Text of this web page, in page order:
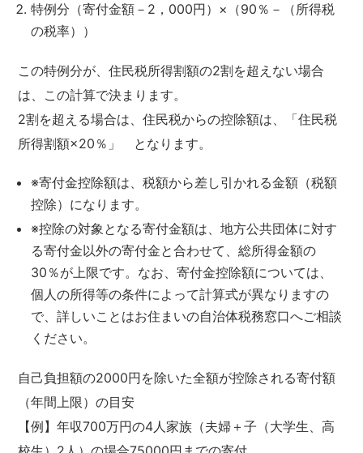
特例分（寄付金額－2，000円）×（90％－（所得税
の税率））
この特例分が、住民税所得割額の2割を超えない場合
は、この計算で決まります。
2割を超える場合は、住民税からの控除額は、「住民税
所得割額×20％」 となります。
※寄付金控除額は、税額から差し引かれる金額（税額
控除）になります。
※控除の対象となる寄付金額は、地方公共団体に対す
る寄付金以外の寄付金と合わせて、総所得金額の
30％が上限です。なお、寄付金控除額については、
個人の所得等の条件によって計算式が異なりますの
で、詳しいことはお住まいの自治体税務窓口へご相談
ください。
自己負担額の2000円を除いた全額が控除される寄付額
（年間上限）の目安
【例】年収700万円の4人家族（夫婦＋子（大学生、高